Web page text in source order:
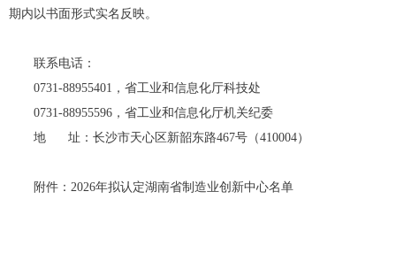
期内以书面形式实名反映。
联系电话：
0731-88955401，省工业和信息化厅科技处
0731-88955596，省工业和信息化厅机关纪委
地 址：长沙市天心区新韶东路467号（410004）
附件： 2026年拟认定湖南省制造业创新中心名单